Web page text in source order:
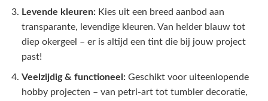
Levende kleuren:Kies uit een breed aanbod aan
transparante, levendige kleuren. Van helder blauw tot
diep okergeel – er is altijd een tint die bij jouw project
past!
Veelzijdig & functioneel:Geschikt voor uiteenlopende
hobby projecten – van petri-art tot tumbler decoratie,